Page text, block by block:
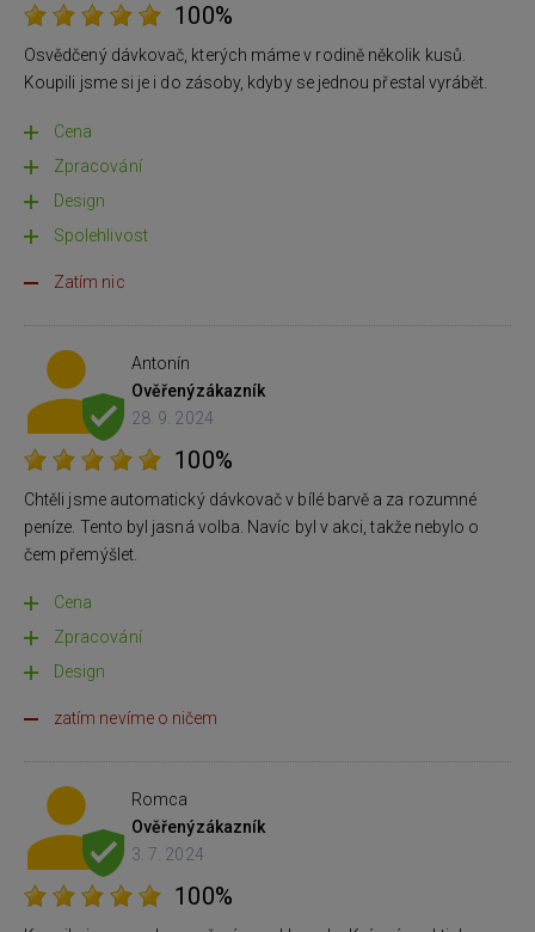
100%
Osvědčený dávkovač, kterých máme v rodině několik kusů.
Koupili jsme si je i do zásoby, kdyby se jednou přestal vyrábět.
Cena
Zpracování
Design
Spolehlivost
Zatím nic
Antonín
Ověřenýzákazník
28. 9. 2024
100%
Chtěli jsme automatický dávkovač v bílé barvě a za rozumné
peníze. Tento byl jasná volba. Navíc byl v akci, takže nebylo o
čem přemýšlet.
Cena
Zpracování
Design
zatím nevíme o ničem
Romca
Ověřenýzákazník
3. 7. 2024
100%